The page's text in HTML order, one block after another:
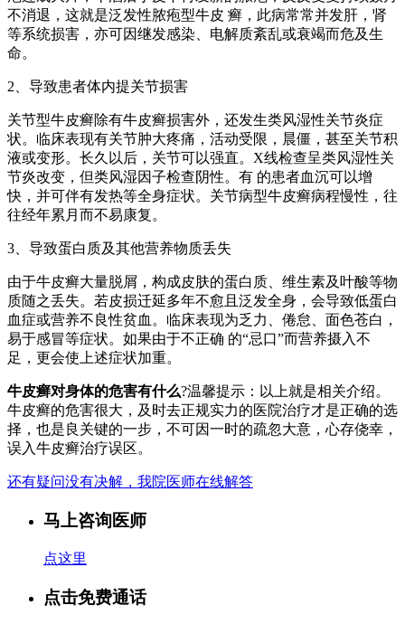
不消退，这就是泛发性脓疱型牛皮 癣，此病常常并发肝，肾
等系统损害，亦可因继发感染、电解质紊乱或衰竭而危及生
命。
2、导致患者体内提关节损害
关节型牛皮癣除有牛皮癣损害外，还发生类风湿性关节炎症
状。临床表现有关节肿大疼痛，活动受限，晨僵，甚至关节积
液或变形。长久以后，关节可以强直。X线检查呈类风湿性关
节炎改变，但类风湿因子检查阴性。有 的患者血沉可以增
快，并可伴有发热等全身症状。关节病型牛皮癣病程慢性，往
往经年累月而不易康复。
3、导致蛋白质及其他营养物质丢失
由于牛皮癣大量脱屑，构成皮肤的蛋白质、维生素及叶酸等物
质随之丢失。若皮损迁延多年不愈且泛发全身，会导致低蛋白
血症或营养不良性贫血。临床表现为乏力、倦怠、面色苍白，
易于感冒等症状。如果由于不正确 的“忌口”而营养摄入不
足，更会使上述症状加重。
牛皮癣对身体的危害有什么?温馨提示：以上就是相关介绍。
牛皮癣的危害很大，及时去正规实力的医院治疗才是正确的选
择，也是良关键的一步，不可因一时的疏忽大意，心存侥幸，
误入牛皮癣治疗误区。
还有疑问没有决解，我院医师在线解答
马上咨询医师
点这里
点击免费通话